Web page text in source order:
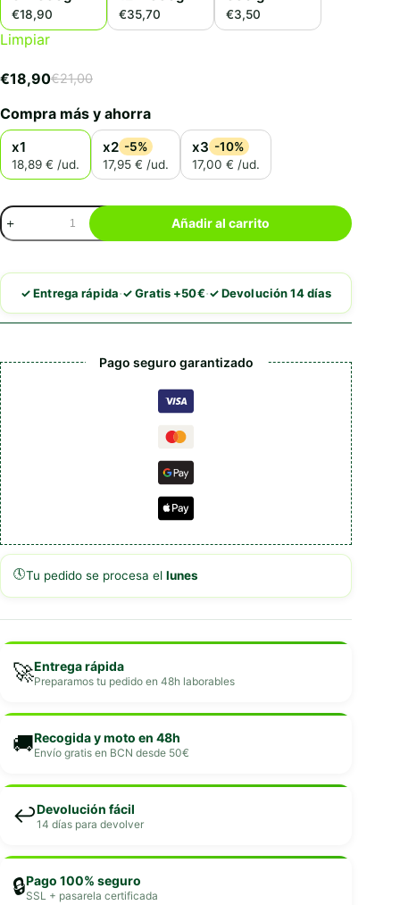
€18,90 €35,70 €3,50
Limpiar
€21,00
El
precio
original
€21,00.
€18,90El
precio
actual
€18,90.
Compra más y ahorra
x1
18,89 € /ud.
x2 -5%
17,95 € /ud.
x3 -10%
17,00 € /ud.
Dibaq
Sense
Salmón
Zanahorias
Manzanas
Añadir al carrito
✓ Entrega rápida·✓ Gratis +50€·✓ Devolución 14 días
Pago seguro garantizado
🕔Tu pedido se procesa el lunes
🚀Entrega rápida
Preparamos tu pedido en 48h laborables
🚚Recogida y moto en 48h
Envío gratis en BCN desde 50€
↩️Devolución fácil
14 días para devolver
🔒Pago 100% seguro
SSL + pasarela certificada